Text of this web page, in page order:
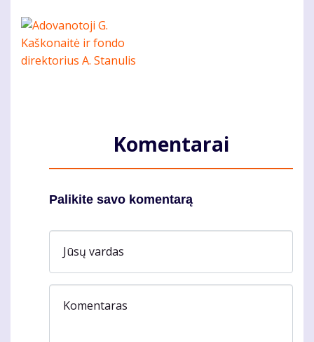
Komentarai
Palikite savo komentarą
Jūsų vardas
Komentaras